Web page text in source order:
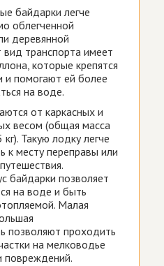
байдарки легче
облегченной
деревянной
вид транспорта имеет
которые крепятся
и помогают ей более
на воде.
от каркасных и
весом (общая масса
Такую лодку легче
к месту переправы или
байдарки позволяет
на воде и быть
Малая
позволяют проходить
на мелководье
повреждений.